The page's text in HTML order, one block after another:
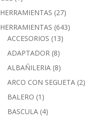
HERRAMIENTAS (27)
HERRAMIENTAS (643)
ACCESORIOS (13)
ADAPTADOR (8)
ALBAÑILERIA (8)
ARCO CON SEGUETA (2)
BALERO (1)
BASCULA (4)